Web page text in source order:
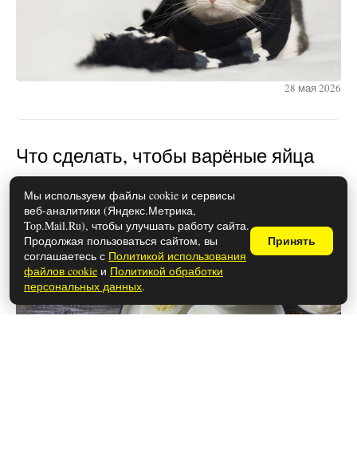
28 мая 2026
Что сделать, чтобы варёные яйца
легко чистились: проверенные
способы
Мы используем файлы cookie и сервисы
веб-аналитики (Яндекс.Метрика,
Top.Mail.Ru), чтобы улучшать работу сайта.
Продолжая пользоваться сайтом, вы
соглашаетесь с Политикой использования
файлов cookie и Политикой обработки
персональных данных.
Принять